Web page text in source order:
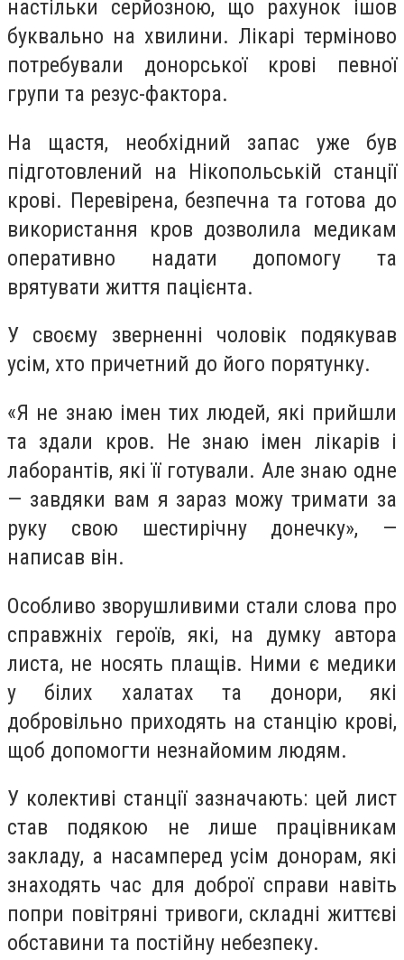
настільки серйозною, що рахунок ішов
буквально на хвилини. Лікарі терміново
потребували донорської крові певної
групи та резус-фактора.
На щастя, необхідний запас уже був
підготовлений на Нікопольській станції
крові. Перевірена, безпечна та готова до
використання кров дозволила медикам
оперативно надати допомогу та
врятувати життя пацієнта.
У своєму зверненні чоловік подякував
усім, хто причетний до його порятунку.
«Я не знаю імен тих людей, які прийшли
та здали кров. Не знаю імен лікарів і
лаборантів, які її готували. Але знаю одне
— завдяки вам я зараз можу тримати за
руку свою шестирічну донечку», —
написав він.
Особливо зворушливими стали слова про
справжніх героїв, які, на думку автора
листа, не носять плащів. Ними є медики
у білих халатах та донори, які
добровільно приходять на станцію крові,
щоб допомогти незнайомим людям.
У колективі станції зазначають: цей лист
став подякою не лише працівникам
закладу, а насамперед усім донорам, які
знаходять час для доброї справи навіть
попри повітряні тривоги, складні життєві
обставини та постійну небезпеку.